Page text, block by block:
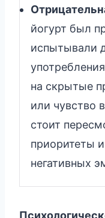
йогурт был
испытывали
на скрытые
или чувство
стоит
приоритеты
негативных